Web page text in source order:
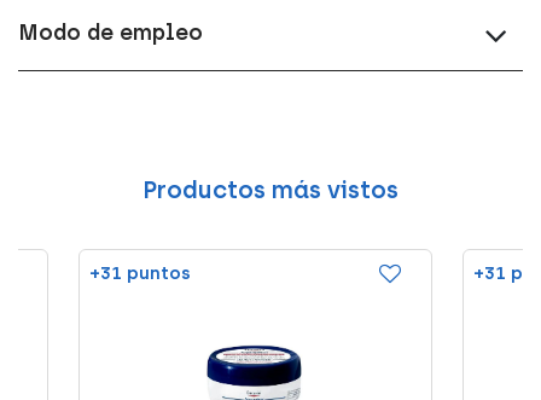
Modo de empleo
Productos más vistos
+31 puntos +31